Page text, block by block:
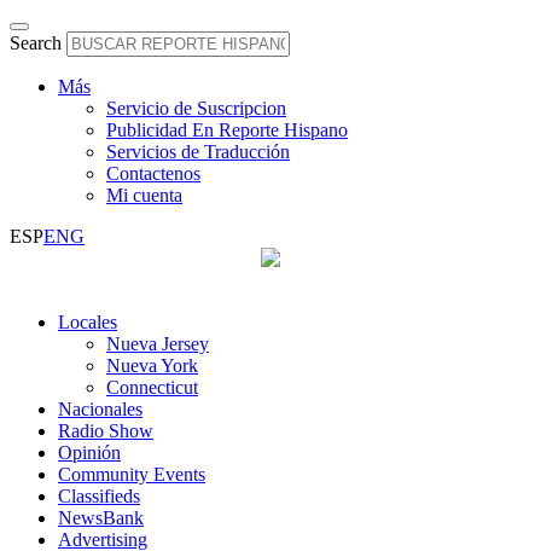
Search
Más
Servicio de Suscripcion
Publicidad En Reporte Hispano
Servicios de Traducción
Contactenos
Mi cuenta
ESPENG
Locales
Nueva Jersey
Nueva York
Connecticut
Nacionales
Radio Show
Opinión
Community Events
Classifieds
NewsBank
Advertising